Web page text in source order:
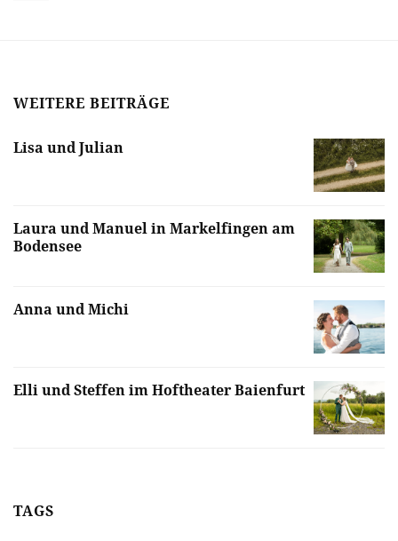
WEITERE BEITRÄGE
Lisa und Julian
Laura und Manuel in Markelfingen am
Bodensee
Anna und Michi
Elli und Steffen im Hoftheater Baienfurt
TAGS